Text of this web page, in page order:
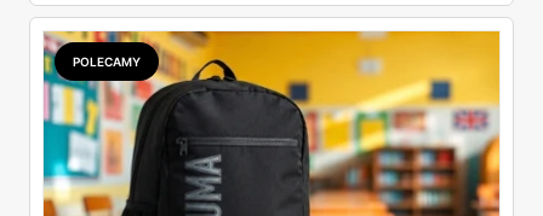
pojawi się w gazetkach w przyszłym tygodniu i czy jest
sens kupować jesień, zanim skończą się wakacje.
POLECAMY